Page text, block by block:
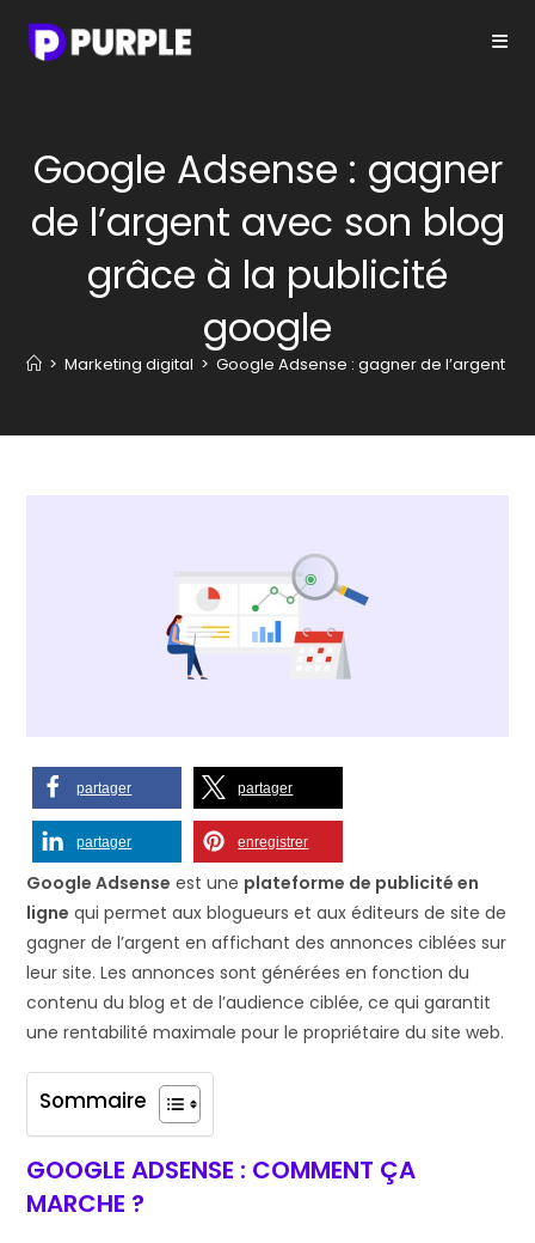
Google Adsense : gagner
de l’argent avec son blog
grâce à la publicité
google
> Marketing digital > Google Adsense : gagner de l’argent
partager partager
partager enregistrer
Google Adsense est une plateforme de publicité en
ligne qui permet aux blogueurs et aux éditeurs de site de
gagner de l’argent en affichant des annonces ciblées sur
leur site. Les annonces sont générées en fonction du
contenu du blog et de l’audience ciblée, ce qui garantit
une rentabilité maximale pour le propriétaire du site web.
Sommaire
GOOGLE ADSENSE : COMMENT ÇA
MARCHE ?